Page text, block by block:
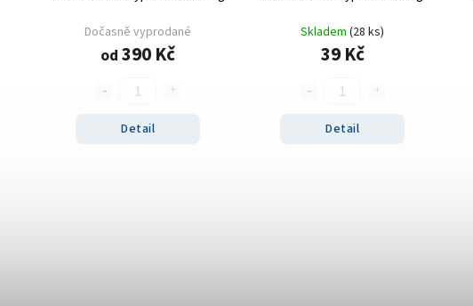
Dočasně vyprodané
od 390 Kč
Detail
Skladem (28 ks)
39 Kč
Detail